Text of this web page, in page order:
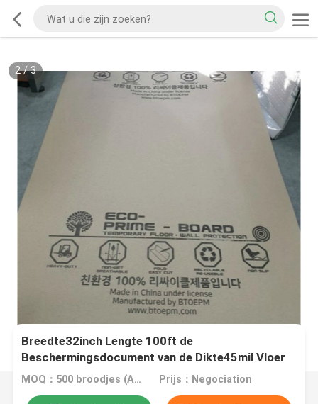
2/3
Breedte32inch Lengte 100ft de
Beschermingsdocument van de Dikte45mil Vloer
MOQ：500 broodjes (A4-grootte vrije steekproef) Prijs：Negociation